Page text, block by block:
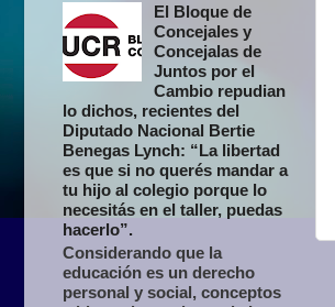
El Bloque de
Concejales y
Concejalas de
Juntos por el
Cambio repudian
lo dichos, recientes del
Diputado Nacional Bertie
Benegas Lynch: “La libertad
es que si no querés mandar a
tu hijo al colegio porque lo
necesitás en el taller, puedas
hacerlo”.
Considerando que la
educación es un derecho
personal y social, conceptos